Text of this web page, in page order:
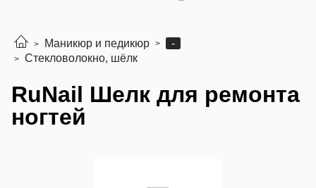
Маникюр и педикюр
-
Стекловолокно, шёлк
RuNail Шелк для ремонта
ногтей